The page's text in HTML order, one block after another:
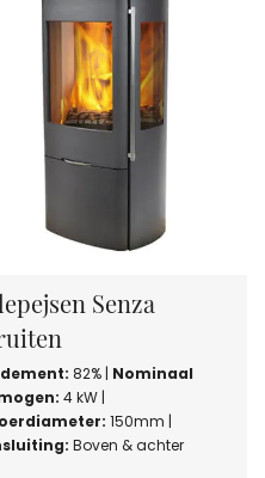
Senza
82% | Nominaal
4 kW |
150mm |
Boven & achter